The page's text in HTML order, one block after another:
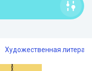
Художественная